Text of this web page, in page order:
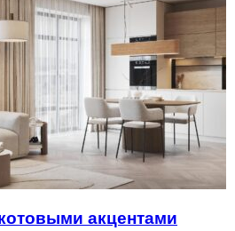
акцентами